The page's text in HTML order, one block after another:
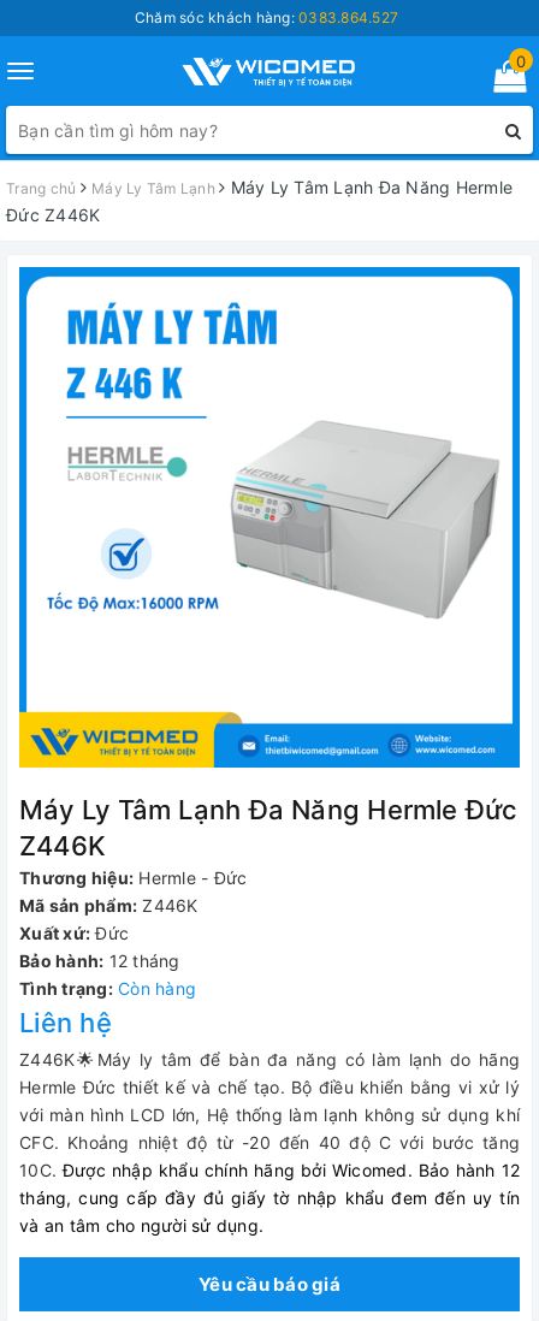
Chăm sóc khách hàng:0383.864.527
Toggle
navigation
0
Trang chủ Máy Ly Tâm Lạnh
Máy Ly Tâm Lạnh Đa Năng Hermle
Đức Z446K
Máy Ly Tâm Lạnh Đa Năng Hermle Đức
Z446K
Thương hiệu: Hermle - Đức
Mã sản phẩm: Z446K
Xuất xứ: Đức
Bảo hành: 12 tháng
Tình trạng: Còn hàng
Liên hệ
Z446K🌟Máy ly tâm để bàn đa năng có làm lạnh do hãng
Hermle Đức thiết kế và chế tạo. Bộ điều khiển bằng vi xử lý
với màn hình LCD lớn, Hệ thống làm lạnh không sử dụng khí
CFC. Khoảng nhiệt độ từ -20 đến 40 độ C với bước tăng
10C.Được nhập khẩu chính hãng bởi Wicomed. Bảo hành 12
tháng, cung cấp đầy đủ giấy tờ nhập khẩu đem đến uy tín
và an tâm cho người sử dụng.
Yêu cầu báo giá